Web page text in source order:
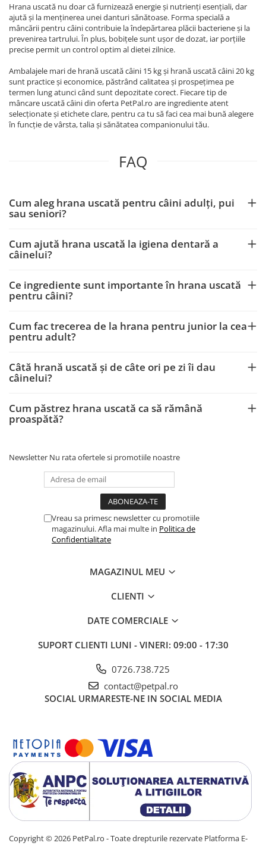
Hrana uscată nu doar că furnizează energie și nutrienți esențiali, dar
ajută și la menținerea unei danturi sănătoase. Forma specială a
mâncării pentru câini contribuie la îndepărtarea plăcii bacteriene și la
prevenirea tartrului. În plus, bobițele sunt ușor de dozat, iar porțiile
precise permit un control optim al dietei zilnice.
Ambalajele mari de hrană uscată câini 15 kg și hrană uscată câini 20 kg
sunt practice și economice, păstrând calitatea și prospețimea pe
termen lung atunci când sunt depozitate corect. Fiecare tip de
mâncare uscată câini din oferta PetPal.ro are ingrediente atent
selecționate și etichete clare, pentru ca tu să faci cea mai bună alegere
în funcție de vârsta, talia și sănătatea companionului tău.
FAQ
Cum aleg hrana uscată pentru câini adulți, pui
sau seniori?
Cum ajută hrana uscată la igiena dentară a
câinelui?
Ce ingrediente sunt importante în hrana uscată
pentru câini?
Cum fac trecerea de la hrana pentru junior la cea
pentru adult?
Câtă hrană uscată și de câte ori pe zi îi dau
câinelui?
Cum păstrez hrana uscată ca să rămână
proaspătă?
Newsletter Nu rata ofertele si promotiile noastre
Vreau sa primesc newsletter cu promotiile
magazinului. Afla mai multe in Politica de
Confidentialitate
MAGAZINUL MEU
CLIENTI
DATE COMERCIALE
SUPORT CLIENTI LUNI - VINERI: 09:00 - 17:30
0726.738.725
contact@petpal.ro
SOCIAL URMARESTE-NE IN SOCIAL MEDIA
Copyright © 2026 PetPal.ro - Toate drepturile rezervate Platforma E-